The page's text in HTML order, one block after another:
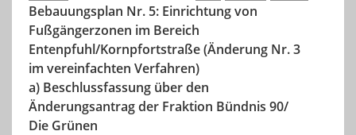
Bebauungsplan Nr. 5: Einrichtung von
Fußgängerzonen im Bereich
Entenpfuhl/Kornpfortstraße (Änderung Nr. 3
im vereinfachten Verfahren)
a) Beschlussfassung über den
Änderungsantrag der Fraktion Bündnis 90/
Die Grünen